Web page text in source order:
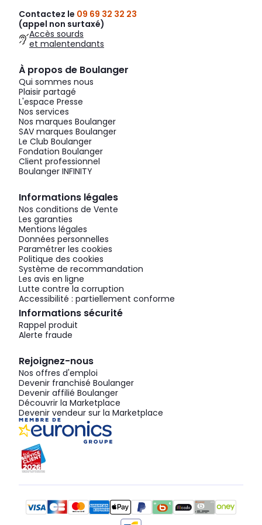
Contactez le 09 69 32 32 23
(appel non surtaxé)
Accès sourds
et malentendants
À propos de Boulanger
Qui sommes nous
Plaisir partagé
L'espace Presse
Nos services
Nos marques Boulanger
SAV marques Boulanger
Le Club Boulanger
Fondation Boulanger
Client professionnel
Boulanger INFINITY
Informations légales
Nos conditions de Vente
Les garanties
Mentions légales
Données personnelles
Paramétrer les cookies
Politique des cookies
Système de recommandation
Les avis en ligne
Lutte contre la corruption
Accessibilité : partiellement conforme
Informations sécurité
Rappel produit
Alerte fraude
Rejoignez-nous
Nos offres d'emploi
Devenir franchisé Boulanger
Devenir affilié Boulanger
Découvrir la Marketplace
Devenir vendeur sur la Marketplace